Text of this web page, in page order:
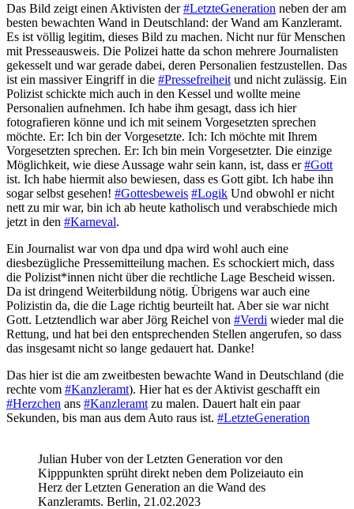
Das Bild zeigt einen Aktivisten der#LetzteGeneration neben der am
besten bewachten Wand in Deutschland: der Wand am Kanzleramt.
Es ist völlig legitim, dieses Bild zu machen. Nicht nur für Menschen
mit Presseausweis. Die Polizei hatte da schon mehrere Journalisten
gekesselt und war gerade dabei, deren Personalien festzustellen. Das
ist ein massiver Eingriff in die #Pressefreiheit und nicht zulässig. Ein
Polizist schickte mich auch in den Kessel und wollte meine
Personalien aufnehmen. Ich habe ihm gesagt, dass ich hier
fotografieren könne und ich mit seinem Vorgesetzten sprechen
möchte. Er: Ich bin der Vorgesetzte. Ich: Ich möchte mit Ihrem
Vorgesetzten sprechen. Er: Ich bin mein Vorgesetzter. Die einzige
Möglichkeit, wie diese Aussage wahr sein kann, ist, dass er#Gott
ist. Ich habe hiermit also bewiesen, dass es Gott gibt. Ich habe ihn
sogar selbst gesehen! #Gottesbeweis #Logik Und obwohl er nicht
nett zu mir war, bin ich ab heute katholisch und verabschiede mich
jetzt in den #Karneval.
Ein Journalist war von dpa und dpa wird wohl auch eine
diesbezügliche Pressemitteilung machen. Es schockiert mich, dass
die Polizist*innen nicht über die rechtliche Lage Bescheid wissen.
Da ist dringend Weiterbildung nötig. Übrigens war auch eine
Polizistin da, die die Lage richtig beurteilt hat. Aber sie war nicht
Gott. Letztendlich war aber Jörg Reichel von #Verdi wieder mal die
Rettung, und hat bei den entsprechenden Stellen angerufen, so dass
das insgesamt nicht so lange gedauert hat. Danke!
Das hier ist die am zweitbesten bewachte Wand in Deutschland (die
rechte vom #Kanzleramt). Hier hat es der Aktivist geschafft ein
#Herzchen ans #Kanzleramt zu malen. Dauert halt ein paar
Sekunden, bis man aus dem Auto raus ist. #LetzteGeneration
Julian Huber von der Letzten Generation vor den
Kipppunkten sprüht direkt neben dem Polizeiauto ein
Herz der Letzten Generation an die Wand des
Kanzleramts. Berlin, 21.02.2023